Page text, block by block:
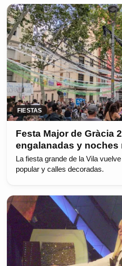
FIESTAS
Festa Major de Gràcia
engalanadas y noches
La fiesta grande de la Vila
popular y calles decoradas.